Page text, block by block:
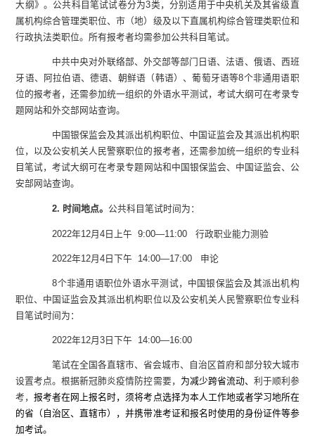
大纲》。公共科目笔试试卷分为3类，分别适用于中央机关及其省级直
属机构综合管理类职位、市（地）级及以下直属机构综合管理类职位和
行政执法类职位。所有报考者均需参加公共科目笔试。
中共中央对外联络部、外交部等部门日语、法语、俄语、西班
牙语、阿拉伯语、德语、朝鲜语（韩语）、葡萄牙语等8个非通用语职
位的报考者，还需参加统一组织的外语水平测试，考试大纲可在考录专
题网站和外交部网站查询。
中国银保监会及其派出机构职位、中国证监会及其派出机构职
位，以及公安机关人民警察职位的报考者，还需参加统一组织的专业科
目笔试，考试大纲可在考录专题网站和中国银保监会、中国证监会、公
安部网站查询。
2. 时间地点。 公共科目笔试时间为：
2022年12月 4日上午 9:00—11:00 行政职业能力测验
2022年12月 4日下午 14:00—17:00 申论
8个非通用语职位外语水平测试，中国银保监会及其派出机构
职位、中国证监会及其派出机构职位以及公安机关人民警察职位专业科
目笔试时间为：
2022年12月 3日下午 14:00—16:00
笔试在全国各直辖市、省会城市、自治区首府和部分较大城市
设置考点。根据新冠肺炎疫情防控需要， 为减少跨省流动、 利于顺利参
考，报考者在网上报名时，须将考点选择为本人工作地或者学习地所在
的省（自治区、直辖市），并携带准考证和报名时使用的身份证件等参
加考试。